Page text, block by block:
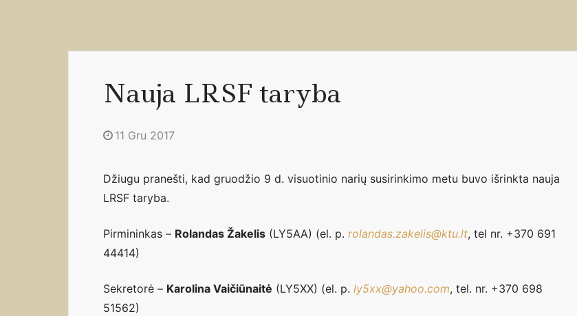
Nauja LRSF taryba
11 Gru 2017
Džiugu pranešti, kad gruodžio 9 d. visuotinio narių susirinkimo metu buvo išrinkta nauja
LRSF taryba.
Pirmininkas – Rolandas Žakelis(LY5AA) (el. p. rolandas.zakelis@ktu.lt, tel nr. +370 691
44414)
Sekretorė – Karolina Vaičiūnaitė (LY5XX) (el. p. ly5xx@yahoo.com, tel. nr. +370 698
51562)